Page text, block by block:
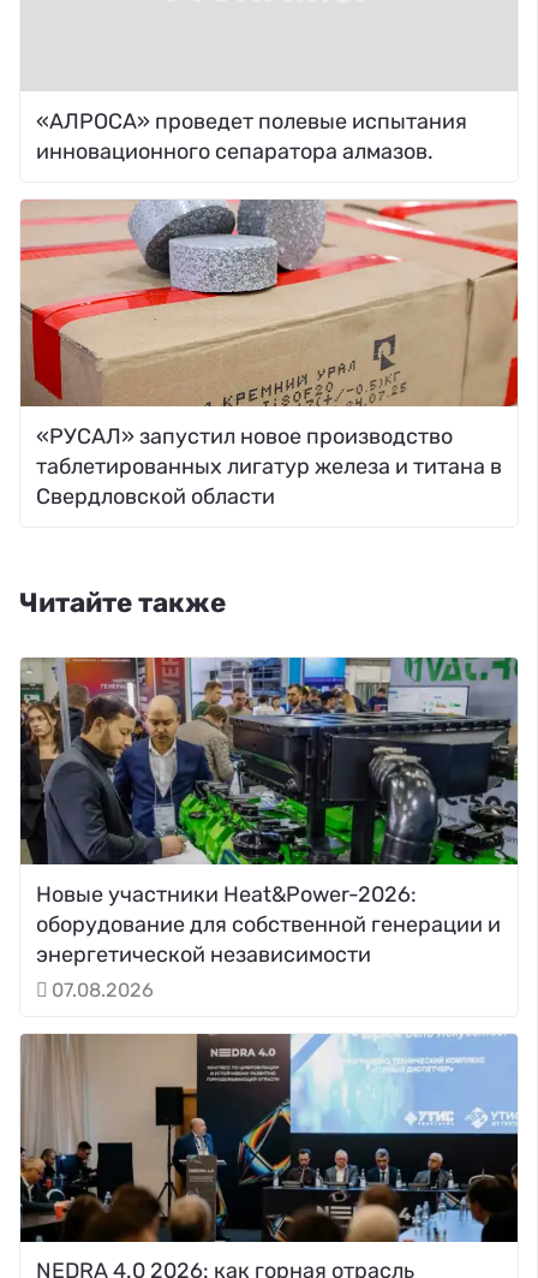
«АЛРОСА» проведет полевые испытания
инновационного сепаратора алмазов.
«РУСАЛ» запустил новое производство
таблетированных лигатур железа и титана в
Свердловской области
Читайте также
Новые участники Heat&Power-2026:
оборудование для собственной генерации и
энергетической независимости
07.08.2026
NEDRA 4.0 2026: как горная отрасль